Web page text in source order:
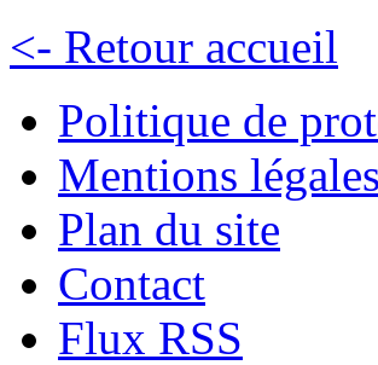
<- Retour accueil
Politique de
Mentions légales
Plan du site
Contact
Flux RSS